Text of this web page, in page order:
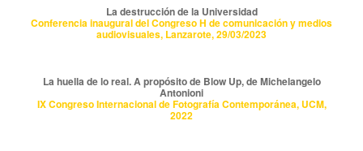
La destrucción de la Universidad
Conferencia inaugural del Congreso H de comunicación y medios
audiovisuales, Lanzarote, 29/03/2023
La huella de lo real. A propósito de Blow Up, de Michelangelo
Antonioni
IX Congreso Internacional de Fotografía Contemporánea, UCM,
2022